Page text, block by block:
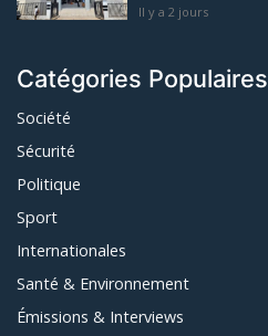
Il y a 2 jours
Catégories Populaires
Société
Sécurité
Politique
Sport
Internationales
Santé & Environnement
Émissions & Interviews